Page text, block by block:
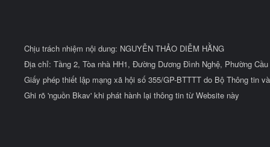
Chịu trách nhiệm nội dung: NGUYỄN THẢO DIỄM HẰNG
Địa chỉ: Tầng 2, Tòa nhà HH1, Đường Dương Đình Nghệ, Phường
Giấy phép thiết lập mạng xã hội số 355/GP-BTTTT do Bộ Thông tin
Ghi rõ 'nguồn Bkav' khi phát hành lại thông tin từ Website này